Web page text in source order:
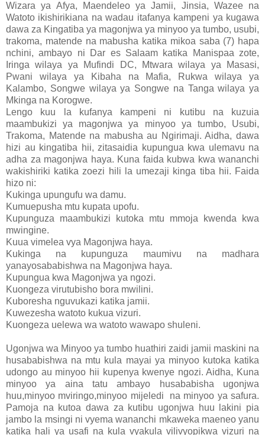
Wizara ya Afya, Maendeleo ya Jamii, Jinsia, Wazee na
Watoto ikishirikiana na wadau itafanya kampeni ya kugawa
dawa za Kingatiba ya magonjwa ya minyoo ya tumbo, usubi,
trakoma, matende na mabusha katika mikoa saba (7) hapa
nchini, ambayo ni Dar es Salaam katika Manispaa zote,
Iringa wilaya ya Mufindi DC, Mtwara wilaya ya Masasi,
Pwani wilaya ya Kibaha na Mafia, Rukwa wilaya ya
Kalambo, Songwe wilaya ya Songwe na Tanga wilaya ya
Mkinga na Korogwe.
Lengo kuu la kufanya kampeni ni kutibu na kuzuia
maambukizi ya magonjwa ya minyoo ya tumbo, Usubi,
Trakoma, Matende na mabusha au Ngirimaji. Aidha, dawa
hizi au kingatiba hii, zitasaidia kupungua kwa ulemavu na
adha za magonjwa haya. Kuna faida kubwa kwa wananchi
wakishiriki katika zoezi hili la umezaji kinga tiba hii. Faida
hizo ni:
Kukinga upungufu wa damu.
Kumuepusha mtu kupata upofu.
Kupunguza maambukizi kutoka mtu mmoja kwenda kwa
mwingine.
Kuua vimelea vya Magonjwa haya.
Kukinga na kupunguza maumivu na madhara
yanayosababishwa na Magonjwa haya.
Kupungua kwa Magonjwa ya ngozi.
Kuongeza virutubisho bora mwilini.
Kuboresha nguvukazi katika jamii.
Kuwezesha watoto kukua vizuri.
Kuongeza uelewa wa watoto wawapo shuleni.
Ugonjwa wa Minyoo ya tumbo huathiri zaidi jamii maskini na
husababishwa na mtu kula mayai ya minyoo kutoka katika
udongo au minyoo hii kupenya kwenye ngozi. Aidha, Kuna
minyoo ya aina tatu ambayo husababisha ugonjwa
huu,minyoo mviringo,minyoo mijeledi na minyoo ya safura.
Pamoja na kutoa dawa za kutibu ugonjwa huu lakini pia
jambo la msingi ni vyema wananchi mkaweka maeneo yanu
katika hali ya usafi na kula vyakula vilivyopikwa vizuri na